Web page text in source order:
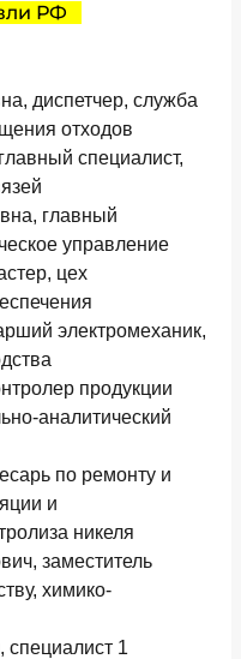
РФ
диспетчер, служба
отходов
специалист,
главный
управление
цех
электромеханик,
продукции
аналитический
по ремонту и
и
никеля
заместитель
химико-
1